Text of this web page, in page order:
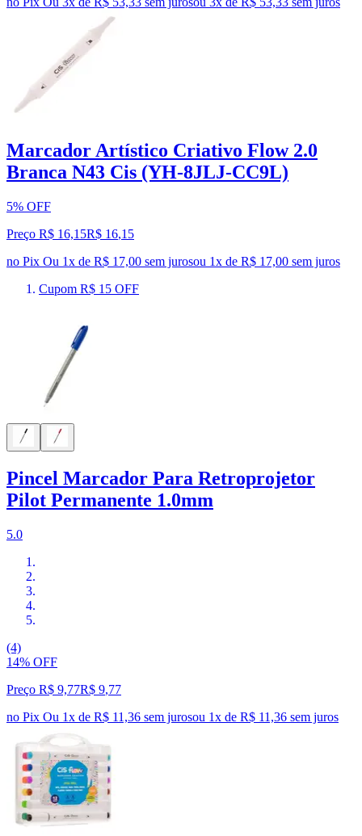
Marcador Artístico Criativo Flow 2.0
Branca N43 Cis (YH-8JLJ-CC9L)
5% OFF
Preço R$ 16,15R$ 16,15
no Pix Ou 1x de R$ 17,00 sem jurosou 1x de R$ 17,00 sem juros
Cupom R$ 15 OFF
Pincel Marcador Para Retroprojetor
Pilot Permanente 1.0mm
5.0
(4)
14% OFF
Preço R$ 9,77R$ 9,77
no Pix Ou 1x de R$ 11,36 sem jurosou 1x de R$ 11,36 sem juros